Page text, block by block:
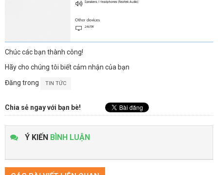
Chúc các bạn thành công!
Hãy cho chúng tôi biết cảm nhận của bạn
Đăng trong
TIN TỨC
Chia sẻ ngay với bạn bè!
Ý KIẾN BÌNH LUẬN